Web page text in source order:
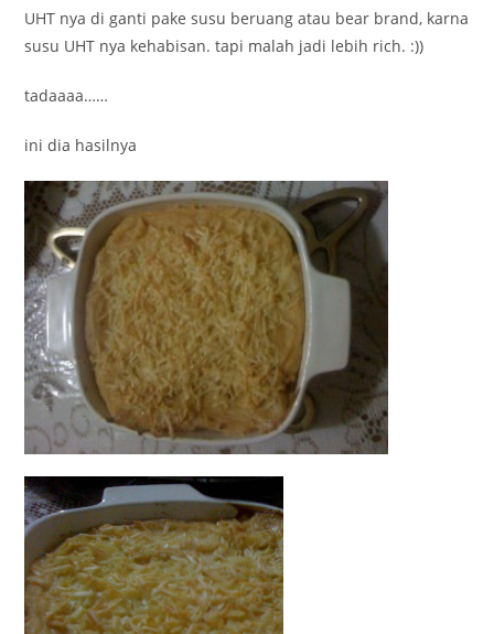
UHT nya di ganti pake susu beruang atau bear brand, karna
susu UHT nya kehabisan. tapi malah jadi lebih rich. :))
tadaaaa……
ini dia hasilnya